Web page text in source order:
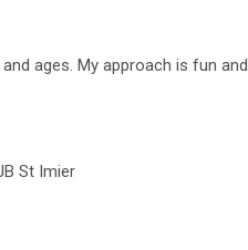
ages. My approach is fun and
St Imier